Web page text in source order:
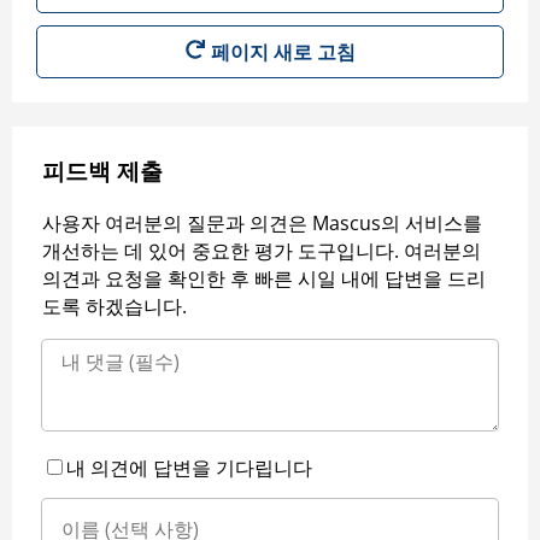
페이지 새로 고침
피드백 제출
사용자 여러분의 질문과 의견은 Mascus의 서비스를
개선하는 데 있어 중요한 평가 도구입니다. 여러분의
의견과 요청을 확인한 후 빠른 시일 내에 답변을 드리
도록 하겠습니다.
내 의견에 답변을 기다립니다